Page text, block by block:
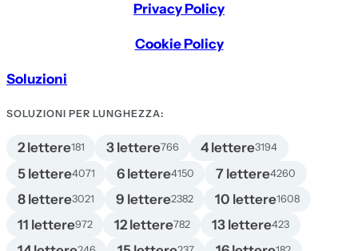
Privacy Policy
Cookie Policy
Soluzioni
SOLUZIONI PER LUNGHEZZA:
2 lettere181 3 lettere766 4 lettere3194
5 lettere4071 6 lettere4150 7 lettere4260
8 lettere3021 9 lettere2382 10 lettere1608
11 lettere972 12 lettere782 13 lettere423